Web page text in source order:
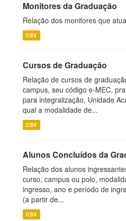
Monitores da Graduação
Relação dos monitores que
CSV
Cursos de Graduação
Relação de cursos de
campus, seu código e-MEC,
para integralização, Unidade
qual a modalidade de...
CSV
Alunos Concluídos da
Relação dos alunos
curso, campus ou polo,
ingresso, ano e período de
(a partir de...
CSV